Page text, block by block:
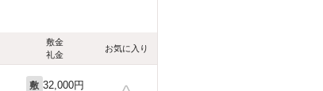
敷金
礼金
お気に入り
敷 32,000円